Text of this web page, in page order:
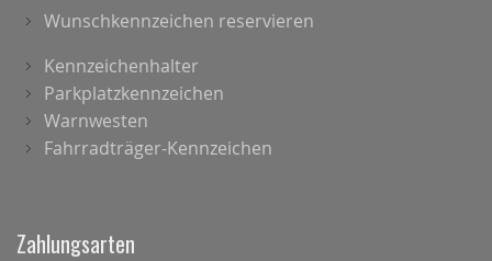
Wunschkennzeichen reservieren
Kennzeichenhalter
Parkplatzkennzeichen
Warnwesten
Fahrradträger-Kennzeichen
Zahlungsarten